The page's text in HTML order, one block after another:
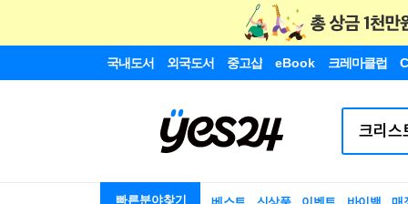
국내도서 외국도서 중고샵 eBook 크레마클럽
빠른분야찾기